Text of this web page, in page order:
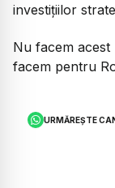
investițiilor
Nu facem
facem pentru
URMĂREȘTE